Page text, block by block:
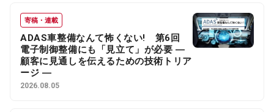
寄稿・連載
ADAS車整備なんて怖くない! 第6回
電子制御整備にも「見立て」が必要 ―
顧客に見通しを伝えるための技術トリア
ージ ―
2026.08.05